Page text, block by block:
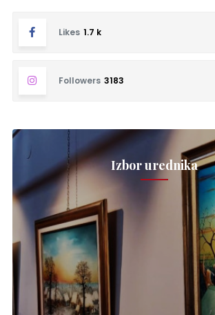
Likes 1.7 k
Followers 3183
Izbor urednika